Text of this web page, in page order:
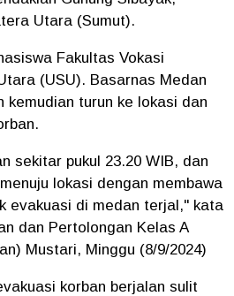
Utara (Sumut).
Fakultas Vokasi
(USU). Basarnas Medan
kemudian turun ke lokasi dan
sekitar pukul 23.20 WIB, dan
lokasi dengan membawa
evakuasi di medan terjal," kata
dan Pertolongan Kelas A
Mustari, Minggu (8/9/2024)
korban berjalan sulit